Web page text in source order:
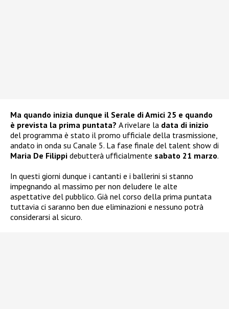
Ma quando inizia dunque il Serale di Amici 25 e quando
è prevista la prima puntata? A rivelare la data di inizio
del programma è stato il promo ufficiale della trasmissione,
andato in onda su Canale 5. La fase finale del talent show di
Maria De Filippi debutterà ufficialmente sabato 21 marzo.
In questi giorni dunque i cantanti e i ballerini si stanno
impegnando al massimo per non deludere le alte
aspettative del pubblico. Già nel corso della prima puntata
tuttavia ci saranno ben due eliminazioni e nessuno potrà
considerarsi al sicuro.